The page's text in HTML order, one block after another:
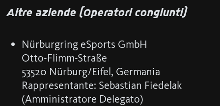
Altre aziende (Operatori congiunti)
Nürburgring eSports GmbH
Otto-Flimm-Straße
53520 Nürburg/Eifel, Germania
Rappresentante: Sebastian Fiedelak
(Amministratore Delegato)